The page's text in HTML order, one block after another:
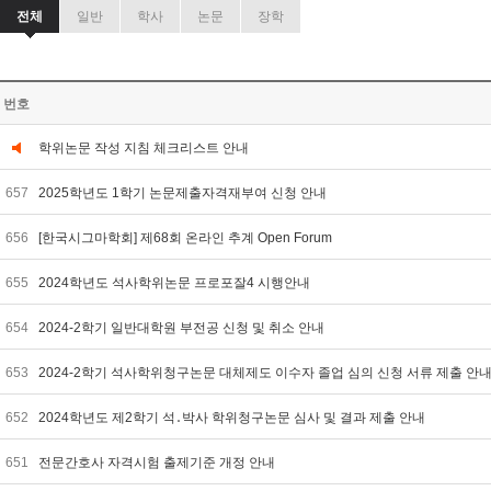
전체 일반 학사 논문 장학
번호
학위논문 작성 지침 체크리스트 안내
657 2025학년도 1학기 논문제출자격재부여 신청 안내
656 [한국시그마학회] 제68회 온라인 추계 Open Forum
655 2024학년도 석사학위논문 프로포잘4 시행안내
654 2024-2학기 일반대학원 부전공 신청 및 취소 안내
653 2024-2학기 석사학위청구논문 대체제도 이수자 졸업 심의 신청 서류 제출 안
652 2024학년도 제2학기 석․박사 학위청구논문 심사 및 결과 제출 안내
651 전문간호사 자격시험 출제기준 개정 안내